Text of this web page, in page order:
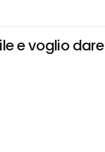
e voglio dare